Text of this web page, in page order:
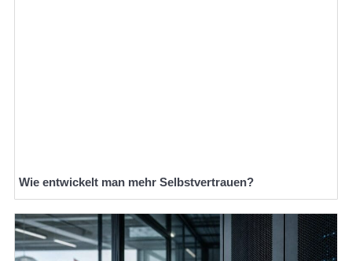
Wie entwickelt man mehr Selbstvertrauen?